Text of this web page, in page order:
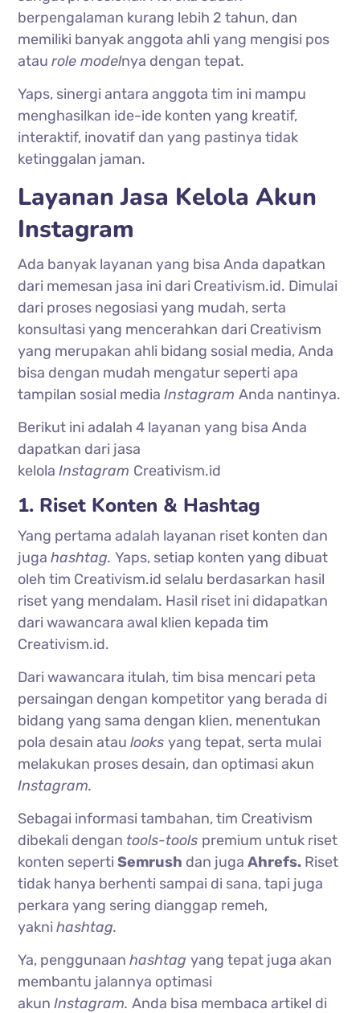
berpengalaman kurang lebih 2 tahun, dan
memiliki banyak anggota ahli yang mengisi pos
ataurole modelnya dengan tepat.
Yaps, sinergi antara anggota tim ini mampu
menghasilkan ide-ide konten yang kreatif,
interaktif, inovatif dan yang pastinya tidak
ketinggalan jaman.
Layanan Jasa Kelola Akun
Instagram
Ada banyak layanan yang bisa Anda dapatkan
dari memesan jasa ini dari Creativism.id. Dimulai
dari proses negosiasi yang mudah, serta
konsultasi yang mencerahkan dari Creativism
yang merupakan ahli bidang sosial media, Anda
bisa dengan mudah mengatur seperti apa
tampilan sosial mediaInstagramAnda nantinya.
Berikut ini adalah 4 layanan yang bisa Anda
dapatkan dari jasa
kelolaInstagram Creativism.id
1. Riset Konten & Hashtag
Yang pertama adalah layanan riset konten dan
jugahashtag.Yaps, setiap konten yang dibuat
oleh tim Creativism.id selalu berdasarkan hasil
riset yang mendalam. Hasil riset ini didapatkan
dari wawancara awal klien kepada tim
Creativism.id.
Dari wawancara itulah, tim bisa mencari peta
persaingan dengan kompetitor yang berada di
bidang yang sama dengan klien, menentukan
pola desain ataulooksyang tepat, serta mulai
melakukan proses desain, dan optimasi akun
Instagram.
Sebagai informasi tambahan, tim Creativism
dibekali dengan tools-tools premium untuk riset
konten sepertiSemrush dan jugaAhrefs. Riset
tidak hanya berhenti sampai di sana, tapi juga
perkara yang sering dianggap remeh,
yaknihashtag.
Ya, penggunaanhashtagyang tepat juga akan
membantu jalannya optimasi
akunInstagram.Anda bisa membaca artikel di